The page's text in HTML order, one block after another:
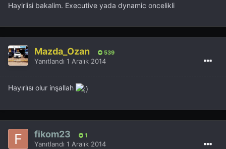
Hayirlisi bakalim. Executive yada dynamic oncelikli
Mazda_Ozan 539
Yanıtlandı 1 Aralık 2014
Hayırlısı olur inşallah
fikom23 1
Yanıtlandı 1 Aralık 2014